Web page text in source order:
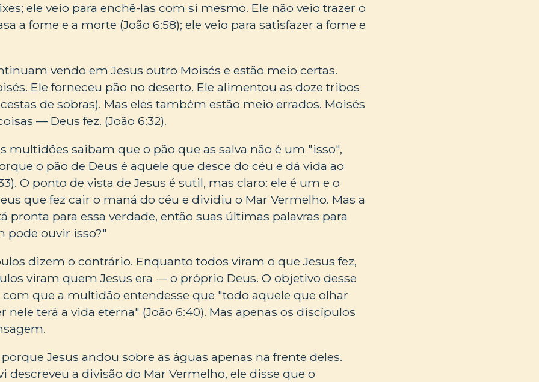
ele veio para enchê-las com si mesmo. Ele não veio trazer o
a fome e a morte (João 6:58); ele veio para satisfazer a fome e
vendo em Jesus outro Moisés e estão meio certas.
Ele forneceu pão no deserto. Ele alimentou as doze tribos
de sobras). Mas eles também estão meio errados. Moisés
— Deus fez. (João 6:32).
multidões saibam que o pão que as salva não é um "isso",
o pão de Deus é aquele que desce do céu e dá vida ao
O ponto de vista de Jesus é sutil, mas claro: ele é um e o
que fez cair o maná do céu e dividiu o Mar Vermelho. Mas a
pronta para essa verdade, então suas últimas palavras para
pode ouvir isso?"
dizem o contrário. Enquanto todos viram o que Jesus fez,
viram quem Jesus era — o próprio Deus. O objetivo desse
que a multidão entendesse que "todo aquele que olhar
nele terá a vida eterna" (João 6:40). Mas apenas os discípulos
Jesus andou sobre as águas apenas na frente deles.
descreveu a divisão do Mar Vermelho, ele disse que o